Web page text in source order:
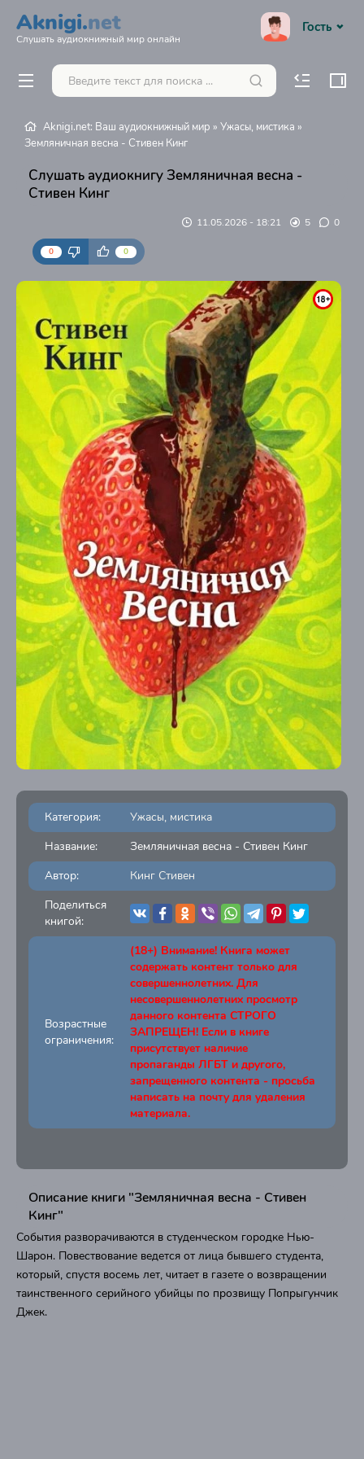
Aknigi.net
Слушать аудиокнижный мир онлайн
Гость
Aknigi.net: Ваш аудиокнижный мир » Ужасы, мистика »
Земляничная весна - Стивен Кинг
Слушать аудиокнигу Земляничная весна -
Стивен Кинг
11.05.2026 - 18:21 5 0
0 0
Категория:
Ужасы, мистика
Название:
Земляничная весна - Стивен Кинг
Автор:
Кинг Стивен
Поделиться
книгой:
Возрастные
ограничения:
(18+) Внимание! Книга может
содержать контент только для
совершеннолетних. Для
несовершеннолетних просмотр
данного контента СТРОГО
ЗАПРЕЩЕН! Если в книге
присутствует наличие
пропаганды ЛГБТ и другого,
запрещенного контента - просьба
написать на почту для удаления
материала.
Описание книги "Земляничная весна - Стивен
Кинг"
События разворачиваются в студенческом городке Нью-
Шарон. Повествование ведется от лица бывшего студента,
который, спустя восемь лет, читает в газете о возвращении
таинственного серийного убийцы по прозвищу Попрыгунчик
Джек.